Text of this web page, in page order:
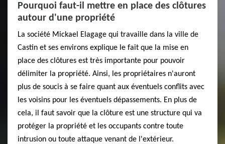
Pourquoi faut-il mettre en place des clôtures
autour d'une propriété
La société Mickael Elagage qui travaille dans la ville de
Castin et ses environs explique le fait que la mise en
place des clôtures est très importante pour pouvoir
délimiter la propriété. Ainsi, les propriétaires n'auront
plus de soucis à se faire quant aux éventuels conflits avec
les voisins pour les éventuels dépassements. En plus de
cela, il faut savoir que la clôture est une structure qui va
protéger la propriété et les occupants contre toute
intrusion ou toute attaque venant de l'extérieur.